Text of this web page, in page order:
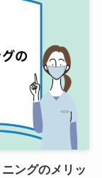
ングのメリッ